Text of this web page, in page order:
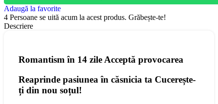
Adaugă la favorite
4 Persoane se uită acum la acest produs. Grăbește-te!
Descriere
Romantism în 14 zile Acceptă provocarea
Reaprinde pasiunea în căsnicia ta Cucerește-
ți din nou soțul!